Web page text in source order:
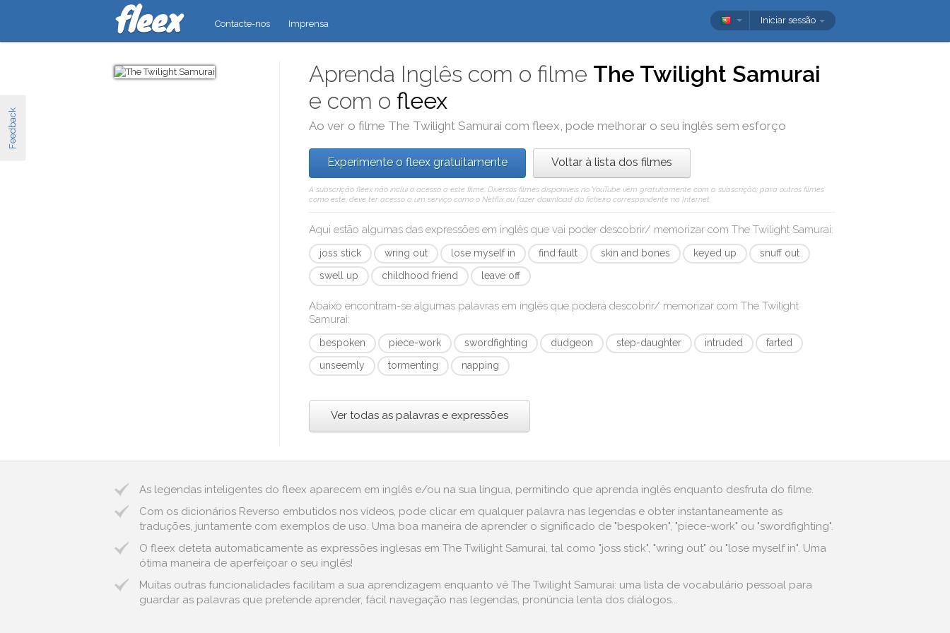
Feedback
Contacte-nos Imprensa Iniciar sessão
Aprenda Inglês com o filme The Twilight Samurai
e com ofleex
Ao ver o filme The Twilight Samurai comfleex, pode melhorar o seu inglês sem esforço
Experimente o fleex gratuitamente Voltar à lista dos filmes
A subscrição fleex não inclui o acesso a este filme. Diversos filmes disponíveis no YouTube vêm gratuitamente com a subscrição; para outros filmes
como este, deve ter acesso a um serviço como o Netflix ou fazer download do ficheiro correspondente na Internet.
Aqui estão algumas das expressões em inglês que vai poder descobrir/ memorizar comThe Twilight Samurai:
joss stick wring out lose myself in find fault skin and bones keyed up
snuff out
swell up
childhood friend leave off
Abaixo encontram-se algumas palavras em inglês que poderá descobrir/ memorizar comThe Twilight
Samurai:
bespoken piece-work swordfighting dudgeon step-daughter intruded
farted
unseemly
tormenting napping
Ver todas as palavras e expressões
As legendas inteligentes do fleex aparecem em inglês e/ou na sua língua, permitindo que aprenda inglês enquanto desfruta do filme.
Com os dicionários Reverso embutidos nos vídeos, pode clicar em qualquer palavra nas legendas e obter instantaneamente as
traduções, juntamente com exemplos de uso. Uma boa maneira de aprender o significado de "bespoken", "piece-work" ou "swordfighting".
O fleex deteta automaticamente as expressões inglesas em The Twilight Samurai, tal como "joss stick", "wring out" ou "lose myself in". Uma
ótima maneira de aperfeiçoar o seu inglês!
Muitas outras funcionalidades facilitam a sua aprendizagem enquanto vê The Twilight Samurai: uma lista de vocabulário pessoal para
guardar as palavras que pretende aprender, fácil navegação nas legendas, pronúncia lenta dos diálogos...